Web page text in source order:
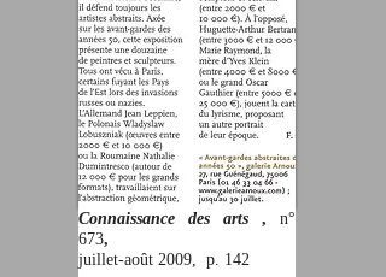
Connaissance des arts , n°
673,
juillet-août 2009, p. 142